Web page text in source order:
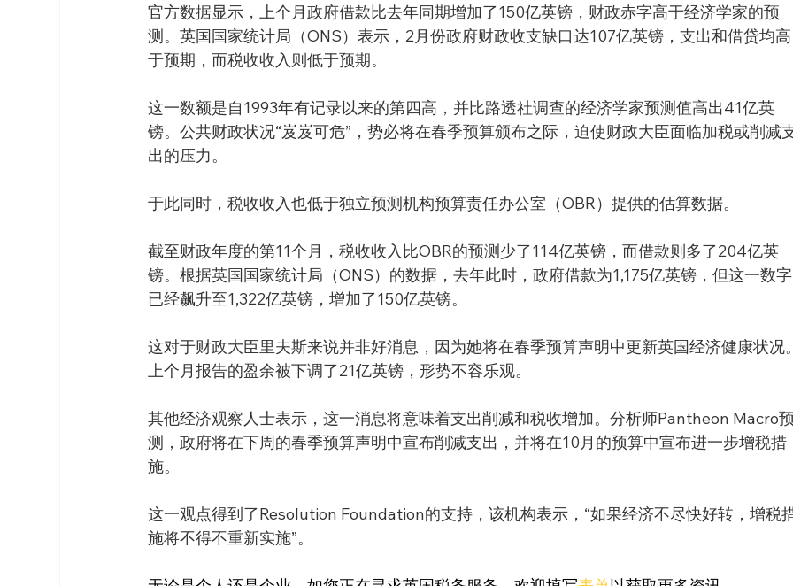
官方数据显示，上个月政府借款比去年同期增加了150亿英镑，财政赤字高于经济学家的预
测。英国国家统计局（ONS）表示，2月份政府财政收支缺口达107亿英镑，支出和借贷均高
于预期，而税收收入则低于预期。
这一数额是自1993年有记录以来的第四高，并比路透社调查的经济学家预测值高出41亿英
镑。公共财政状况“岌岌可危”，势必将在春季预算颁布之际，迫使财政大臣面临加税或削减
出的压力。
于此同时，税收收入也低于独立预测机构预算责任办公室（OBR）提供的估算数据。
截至财政年度的第11个月，税收收入比OBR的预测少了114亿英镑，而借款则多了204亿英
镑。根据英国国家统计局（ONS）的数据，去年此时，政府借款为1,175亿英镑，但这一数字
已经飙升至1,322亿英镑，增加了150亿英镑。
这对于财政大臣里夫斯来说并非好消息，因为她将在春季预算声明中更新英国经济健康状况
上个月报告的盈余被下调了21亿英镑，形势不容乐观。
其他经济观察人士表示，这一消息将意味着支出削减和税收增加。分析师Pantheon Macro
测，政府将在下周的春季预算声明中宣布削减支出，并将在10月的预算中宣布进一步增税措
施。
这一观点得到了Resolution Foundation的支持，该机构表示，“如果经济不尽快好转，增税
施将不得不重新实施”。